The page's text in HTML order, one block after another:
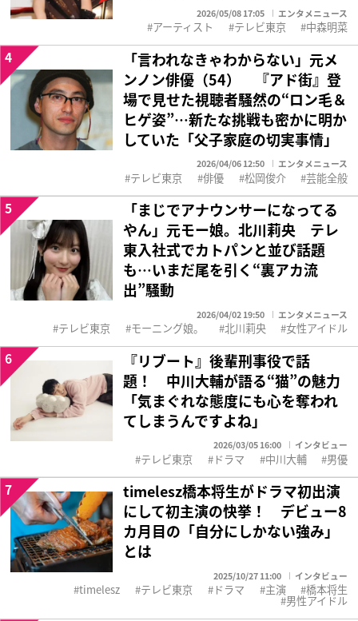
2026/05/08 17:05 エンタメニュース
アーティスト テレビ東京 中森明菜
「言われなきゃわからない」元メ
ンノン俳優（54） 『アド街』登
場で見せた視聴者騒然の“ロン毛＆
ヒゲ姿”…新たな挑戦も密かに明か
していた「父子家庭の切実事情」
2026/04/06 12:50 エンタメニュース
4
テレビ東京 俳優 松岡俊介 芸能全般
「まじでアナウンサーになってる
やん」元モー娘。北川莉央 テレ
東入社式でカトパンと並び話題
も…いまだ尾を引く“裏アカ流
出”騒動
2026/04/02 19:50 エンタメニュース
5
テレビ東京 モーニング娘。 北川莉央 女性アイドル
『リブート』後輩刑事役で話
題！ 中川大輔が語る“猫”の魅力
「気まぐれな態度にも心を奪われ
てしまうんですよね」
2026/03/05 16:00 インタビュー
6
テレビ東京 ドラマ 中川大輔 男優
timelesz橋本将生がドラマ初出演
にして初主演の快挙！ デビュー8
カ月目の「自分にしかない強み」
とは
2025/10/27 11:00 インタビュー
7
timelesz テレビ東京 ドラマ 主演 橋本将生
男性アイドル